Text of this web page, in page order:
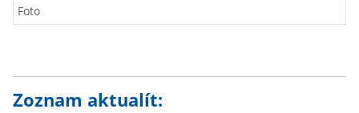
Foto
Zoznam aktualít: